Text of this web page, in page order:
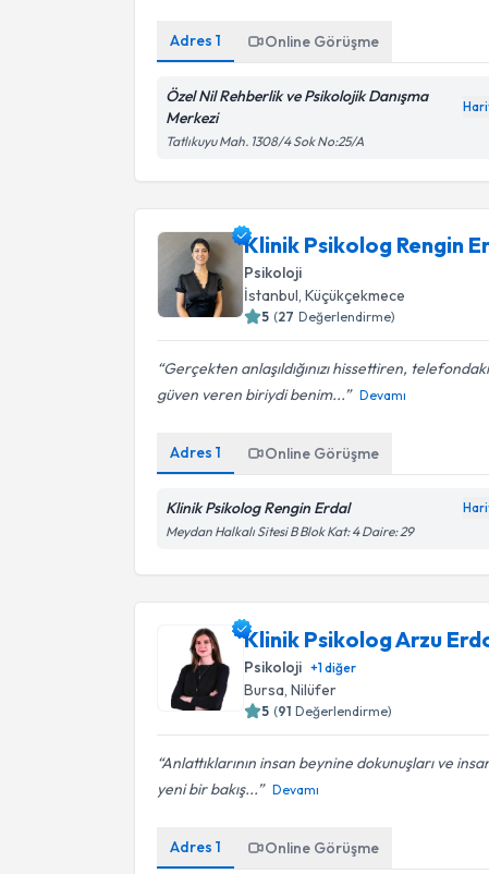
Adres1 Online Görüşme
Özel Nil Rehberlik ve Psikolojik Danışma
Merkezi
Tatlıkuyu Mah. 1308/4 Sok No:25/A
Klinik Psikolog Rengin
Psikoloji
İstanbul , Küçükçekmece
5 (27 Değerlendirme)
Gerçekten anlaşıldığınızı hissettiren,
güven veren biriydi benim...
Devamı
Adres1 Online Görüşme
Klinik Psikolog Rengin Erdal
Meydan Halkalı Sitesi B Blok Kat: 4 Daire: 29
Klinik Psikolog Arzu
Psikoloji +1diğer
Bursa, Nilüfer
5 (91 Değerlendirme)
Anlattıklarının insan beynine dokunuşları ve
yeni bir bakış...
Devamı
Adres1 Online Görüşme